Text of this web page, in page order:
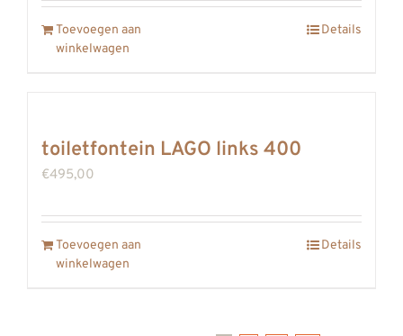
Toevoegen aan
winkelwagen
Details
toiletfontein LAGO links 400
€495,00
Toevoegen aan
winkelwagen
Details